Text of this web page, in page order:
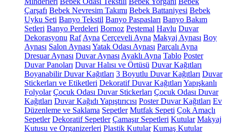
Çarşafı Bebek Nevresim Takımı Bebek Battaniyesi Bebek
Uyku Seti Banyo Tekstil Banyo Paspasları Banyo Bakım
Setleri Banyo Perdeleri Bornoz Peştemal Havlu Duvar
Dekorasyonu Raf Ayna Çerçeveli Ayna Makyaj Aynası Boy
Aynası Salon Aynası Yatak Odası Aynası Parçalı Ayna
Dresuar Aynası Duvar Aynası Ayaklı Ayna Tablo Poster
Duvar Panoları Duvar Halısı ve Örtüsü Duvar Kağıtları
Boyanabilir Duvar Kağıtları 3 Boyutlu Duvar Kağıtları Duvar
Stickerları ve Etiketleri Dekoratif Duvar Kağıtları Yapışkanlı
Folyolar Çocuk Odası Duvar Stickerları Çocuk Odası Duvar
Kağıtları Duvar Kağıdı Yapıştırıcısı Poster Duvar Kağıtları Ev
Düzenleme ve Saklama Sepetler Mutfak Sepeti Çok Amaçlı
Sepetler Dekoratif Sepetler Çamaşır Sepetleri Kutular Makyaj
Kutusu ve Organizerleri Plastik Kutular Kumaş Kutular